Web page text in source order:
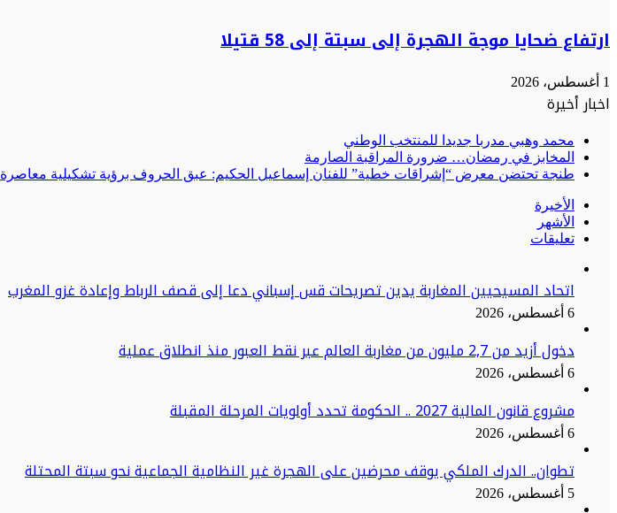
ارتفاع ضحايا موجة الهجرة إلى سبتة إلى 58 قتيلا
1 أغسطس، 2026
اخبار أخيرة
محمد وهبي مدربا جديدا للمنتخب الوطني
المخابز في رمضان… ضرورة المراقبة الصارمة
طنجة تحتضن معرض “إشراقات خطية” للفنان إسماعيل الحكيم: عبق الحروف برؤية تشكيلية معاصرة
الأخيرة
الأشهر
تعليقات
اتحاد المسيحيين المغاربة يدين تصريحات قس إسباني دعا إلى قصف الرباط وإعادة غزو المغرب
6 أغسطس، 2026
دخول أزيد من 2,7 مليون من مغاربة العالم عبر نقط العبور منذ انطلاق عملية
6 أغسطس، 2026
مشروع قانون المالية 2027 .. الحكومة تحدد أولويات المرحلة المقبلة
6 أغسطس، 2026
تطوان.. الدرك الملكي يوقف محرضين على الهجرة غير النظامية الجماعية نحو سبتة المحتلة
5 أغسطس، 2026